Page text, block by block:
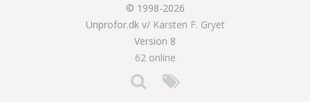
© 1998-2026
Unprofor.dk v/ Karsten F. Gryet
Version 8
62 online